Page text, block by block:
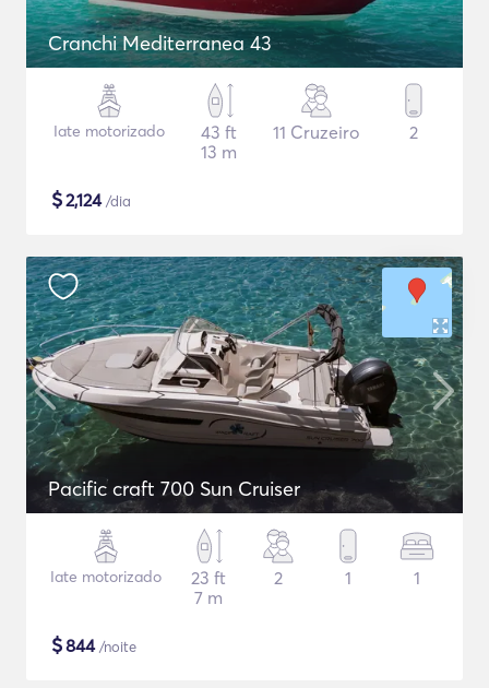
Cranchi Mediterranea 43
Iate motorizado
43 ft
13 m
11 Cruzeiro 2
$2,124/dia
Pacific craft 700 Sun Cruiser
Iate motorizado
23 ft
7 m
2 1 1
$844/noite